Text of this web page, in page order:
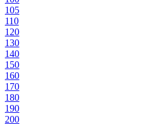
105
110
120
130
140
150
160
170
180
190
200